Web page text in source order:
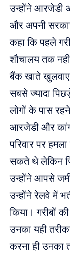
उन्होंने आरजेडी
और अपनी
कहा कि पहले
शौचालय तक
बैंक खाते खुलवाए
सबसे ज्यादा
लोगों के पास
आरजेडी और
परिवार पर
सकते थे लेकिन
उन्होंने आपसे
उन्होंने रेलवे में
किया। गरीबों
उनका यही
करना ही उनका